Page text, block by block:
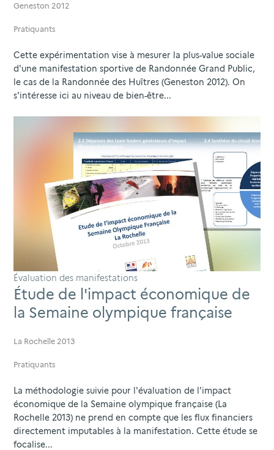
Geneston 2012
Pratiquants
Cette expérimentation vise à mesurer la plus-value sociale
d'une manifestation sportive de Randonnée Grand Public,
le cas de la Randonnée des Huîtres (Geneston 2012). On
s'intéresse ici au niveau de bien-être...
Évaluation des manifestations
Étude de l'impact économique de
la Semaine olympique française
La Rochelle 2013
Pratiquants
La méthodologie suivie pour l'évaluation de l'impact
économique de la Semaine olympique française (La
Rochelle 2013) ne prend en compte que les flux financiers
directement imputables à la manifestation. Cette étude se
focalise...